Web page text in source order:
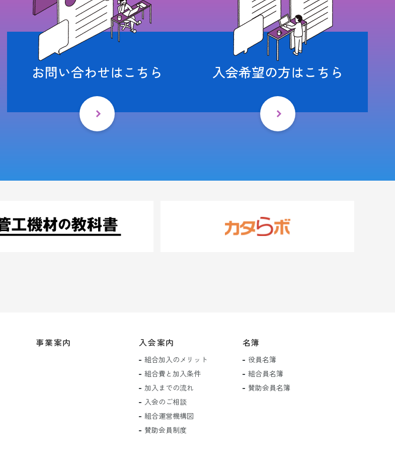
お問い合わせはこちら 入会希望の方はこちら
事業案内 入会案内
組合加入のメリット
組合費と加入条件
加入までの流れ
入会のご相談
組合運営機構図
賛助会員制度
名簿
役員名簿
組合員名簿
賛助会員名簿